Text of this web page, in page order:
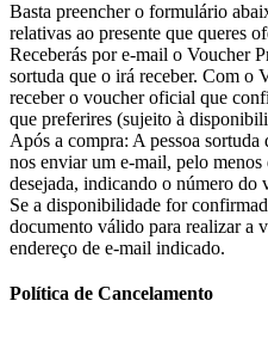
Basta preencher o formulário
relativas ao presente que queres
Receberás por e-mail o Voucher
sortuda que o irá receber. Com o
receber o voucher oficial que
que preferires (sujeito à
Após a compra: A pessoa sortuda
nos enviar um e-mail, pelo menos
desejada, indicando o número do
Se a disponibilidade for
documento válido para realizar a
endereço de e-mail indicado.
Política de Cancelamento